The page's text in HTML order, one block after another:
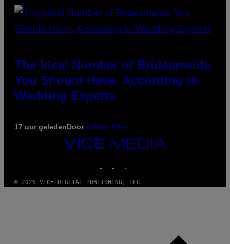
The Ideal Number of Bridesmaids
You Should Have, According to
Wedding Experts
17 uur geledenDoor Ashley Fike
VICE
MEDIA
© 2026 VICE DIGITAL PUBLISHING, LLC